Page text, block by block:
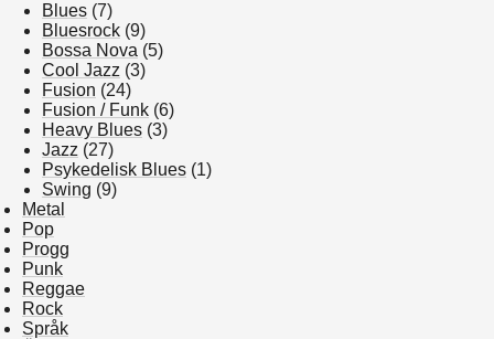
Blues (7)
Bluesrock (9)
Bossa Nova (5)
Cool Jazz (3)
Fusion (24)
Fusion / Funk (6)
Heavy Blues (3)
Jazz (27)
Psykedelisk Blues (1)
Swing (9)
Metal
Pop
Progg
Punk
Reggae
Rock
Språk